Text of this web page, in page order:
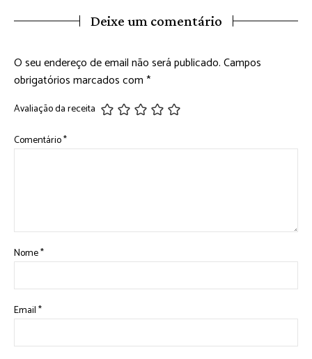
Deixe um comentário
O seu endereço de email não será publicado.Campos
obrigatórios marcados com*
Avaliação da receita
Comentário*
Nome*
Email*